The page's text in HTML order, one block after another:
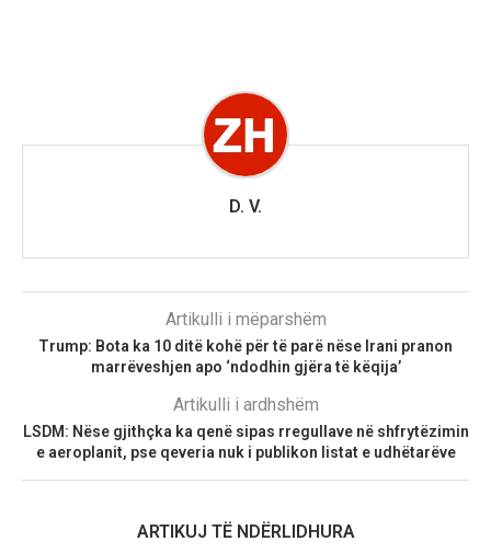
D. V.
Artikulli i mëparshëm
Trump: Bota ka 10 ditë kohë për të parë nëse Irani pranon
marrëveshjen apo ‘ndodhin gjëra të këqija’
Artikulli i ardhshëm
LSDM: Nëse gjithçka ka qenë sipas rregullave në shfrytëzimin
e aeroplanit, pse qeveria nuk i publikon listat e udhëtarëve
ARTIKUJ TË NDËRLIDHURA